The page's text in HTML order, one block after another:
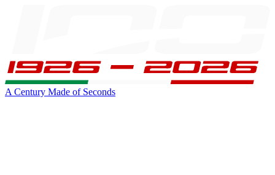
A Century Made of Seconds